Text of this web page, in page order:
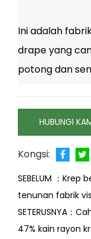
Ini adalah
drape yang
potong dan
HUBUNGI
Kongsi:
SEBELUM ： Krep
tenunan fabrik
SETERUSNYA：
47% kain rayon